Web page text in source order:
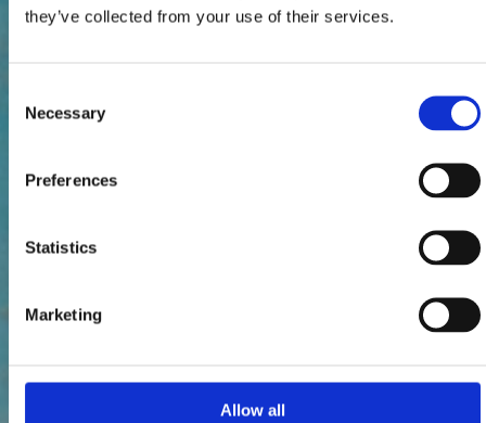
they’ve collected from your use of their services.
Selection
Necessary
Preferences
Statistics
Marketing
Allow all